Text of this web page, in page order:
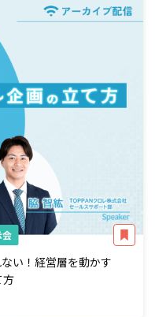
会
い！経営層を動かす
方